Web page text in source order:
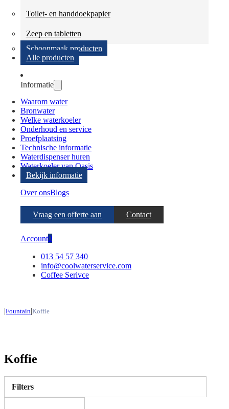
Toilet- en handdoekpapier
Zeep en tabletten
Schoonmaak producten
Alle producten
Informatie
Waarom water
Bronwater
Welke waterkoeler
Onderhoud en service
Proefplaatsing
Technische informatie
Waterdispenser huren
Waterkoeler van Oasis
Bekijk informatie
Over onsBlogs
Vraag een offerte aan Contact
Account0
013 54 57 340
info@coolwaterservice.com
Coffee Serivce
|Fountain|Koffie
Koffie
Filters